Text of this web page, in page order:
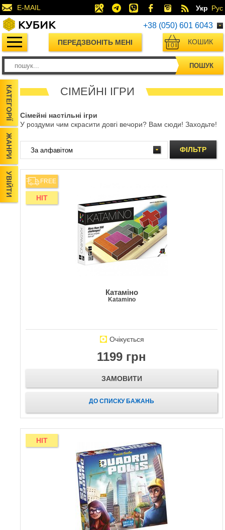
E-MAIL Укр Рус
+38 (050) 601 6043
ПЕРЕДЗВОНІТЬ МЕНІ КОШИК
0
ПОШУК
КАТЕГОРІЇ
ЖАНРИ
УВІЙТИ
СІМЕЙНІ ІГРИ
Сімейні настільні ігри
У роздуми чим скрасити довгі вечори? Вам сюди! Заходьте!
ФІЛЬТР
FREE
HIT
Катаміно
Katamino
Очікується
1199 грн
ЗАМОВИТИ
ДО СПИСКУ БАЖАНЬ
HIT